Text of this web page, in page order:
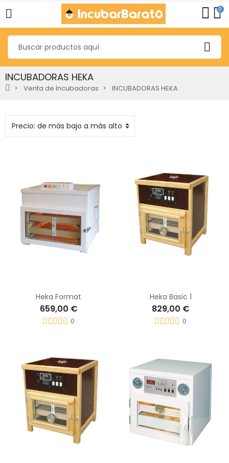
0
INCUBADORAS HEKA
Venta de Incubadoras INCUBADORAS HEKA
Heka Format
659,00 €
0
Heka Basic 1
829,00 €
0